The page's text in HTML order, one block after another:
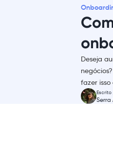
Deseja
fazer isso
Escrito
Serra
Por que automatizar o
onboarding de
3 exemplos de automação
3- Indicata da Autorola